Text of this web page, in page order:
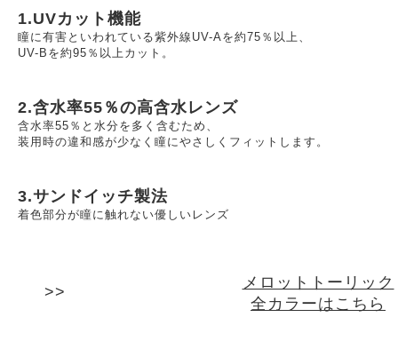
1.UVカット機能
瞳に有害といわれている紫外線UV-Aを約75％以上、
UV-Bを約95％以上カット。
2.含水率55％の高含水レンズ
含水率55％と水分を多く含むため、
装用時の違和感が少なく瞳にやさしくフィットします。
3.サンドイッチ製法
着色部分が瞳に触れない優しいレンズ
メロットトーリック
全カラーはこちら